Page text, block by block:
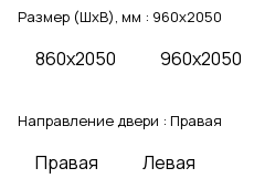
Размер (ШхВ), мм : 960x2050
860x2050 960x2050
Направление двери : Правая
Правая Левая